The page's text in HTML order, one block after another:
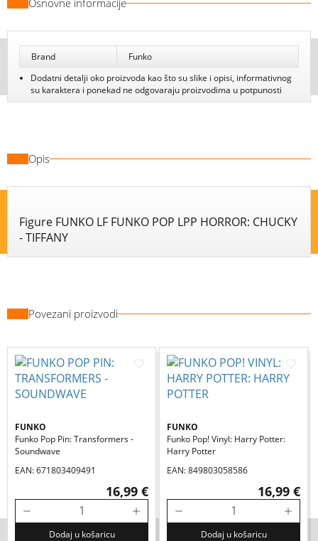
Osnovne informacije
Brand
Funko
Dodatni detalji oko proizvoda kao što su slike i opisi, informativnog
su karaktera i ponekad ne odgovaraju proizvodima u potpunosti
Opis
Figure FUNKO LF FUNKO POP LPP HORROR: CHUCKY
Povezani proizvodi
FUNKO
Funko Pop Pin: Transformers -
Soundwave
EAN: 671803409491
16,99 €
Dodaj u košaricu
FUNKO
Funko Pop! Vinyl: Harry Potter:
Harry Potter
EAN: 849803058586
16,99 €
Dodaj u košaricu